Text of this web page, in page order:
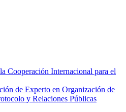
Cooperación Internacional para el
de Experto en Organización de
y Relaciones Públicas